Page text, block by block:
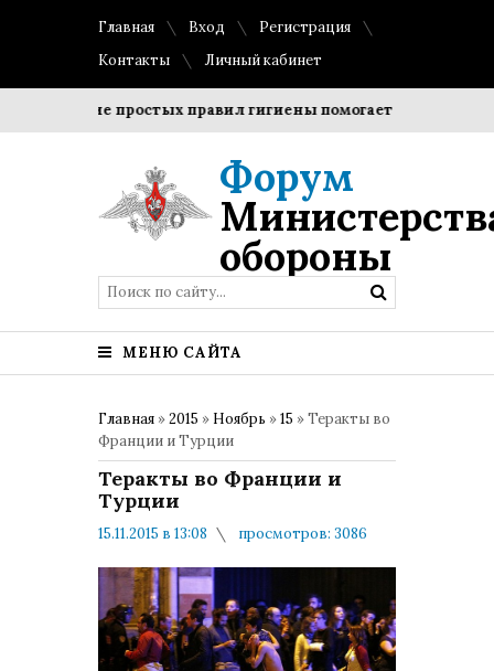
Главная Вход
Регистрация
Контакты
Личный кабинет
простых правил гигиены помогает сохранить
Форум
обороны
МЕНЮ САЙТА
Главная »2015 » Ноябрь »15 » Теракты во
Франции и Турции
Теракты во Франции и
Турции
15.11.2015 в 13:08
просмотров: 3086
В стране и в Мире